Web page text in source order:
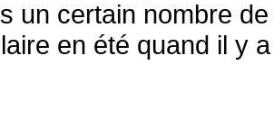
un certain nombre
en été quand il y